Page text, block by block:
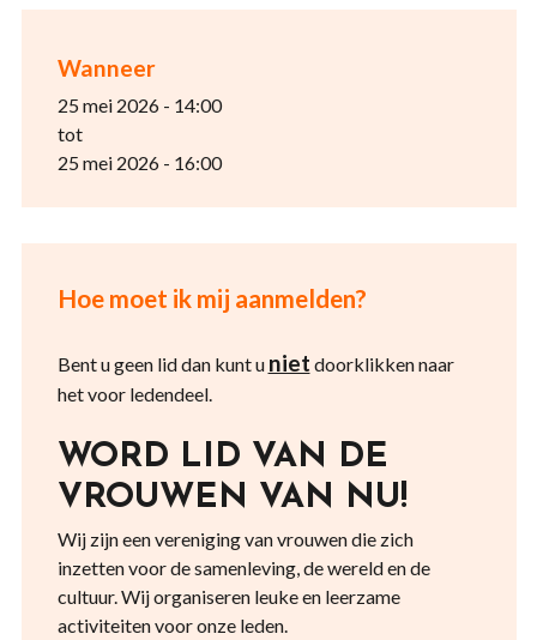
Wanneer
25 mei 2026 - 14:00
tot
25 mei 2026 - 16:00
Hoe moet ik mij aanmelden?
Bent u geen lid dan kunt u niet doorklikken naar
het voor ledendeel.
WORD LID VAN DE
VROUWEN VAN NU!
Wij zijn een vereniging van vrouwen die zich
inzetten voor de samenleving, de wereld en de
cultuur. Wij organiseren leuke en leerzame
activiteiten voor onze leden.